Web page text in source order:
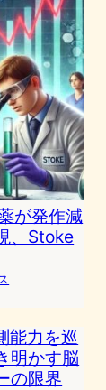
が発作減
、Stoke
能力を巡
明かす脳
の限界